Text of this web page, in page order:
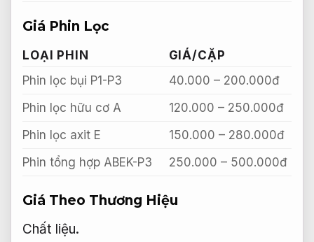
Giá Phin Lọc
LOẠI PHIN
GIÁ/CẶP
Phin lọc bụi P1-P3
40.000 – 200.000đ
Phin lọc hữu cơ A
120.000 – 250.000đ
Phin lọc axit E
150.000 – 280.000đ
Phin tổng hợp ABEK-P3
250.000 – 500.000đ
Giá Theo Thương Hiệu
Chất liệu.